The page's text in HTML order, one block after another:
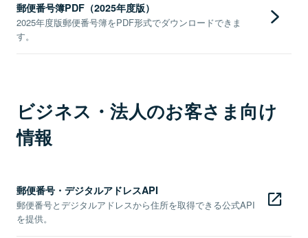
郵便番号簿PDF（2025年度版）
2025年度版郵便番号簿をPDF形式でダウンロードできま
す。
ビジネス・法人のお客さま向け
情報
郵便番号・デジタルアドレスAPI
郵便番号とデジタルアドレスから住所を取得できる公式API
を提供。